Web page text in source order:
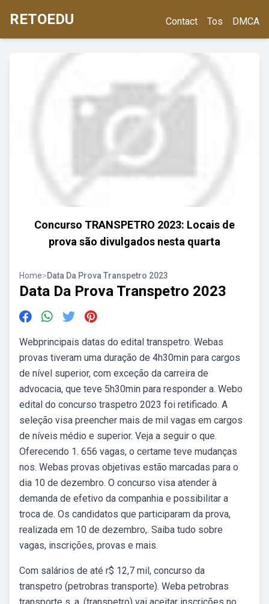
RETOEDU Contact Tos DMCA
Concurso TRANSPETRO 2023: Locais de
prova são divulgados nesta quarta
Home>Data Da Prova Transpetro 2023
Data Da Prova Transpetro 2023
Webprincipais datas do edital transpetro. Webas
provas tiveram uma duração de 4h30min para cargos
de nível superior, com exceção da carreira de
advocacia, que teve 5h30min para responder a. Webo
edital do concurso traspetro 2023 foi retificado. A
seleção visa preencher mais de mil vagas em cargos
de níveis médio e superior. Veja a seguir o que.
Oferecendo 1. 656 vagas, o certame teve mudanças
nos. Webas provas objetivas estão marcadas para o
dia 10 de dezembro. O concurso visa atender à
demanda de efetivo da companhia e possibilitar a
troca de. Os candidatos que participaram da prova,
realizada em 10 de dezembro,. Saiba tudo sobre
vagas, inscrições, provas e mais.
Com salários de até r$ 12,7 mil, concurso da
transpetro (petrobras transporte). Weba petrobras